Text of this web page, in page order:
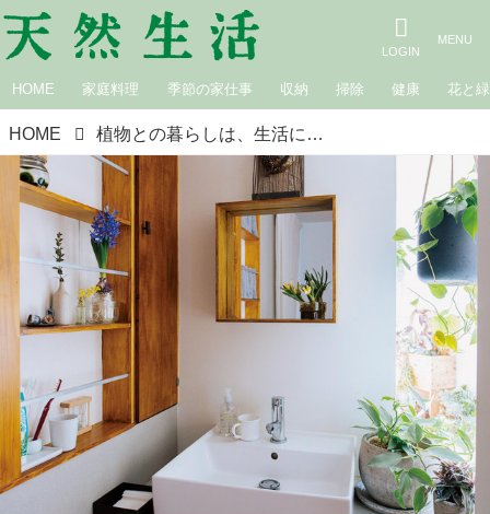
HOME 家庭料理 季節の家仕事 収納 掃除 健康 花と緑
HOME 植物との暮らしは、生活にリズムが生まれる。植物を“飾るアイデア”いろいろ／花の店「輪」店主・荒木ゆきえさん